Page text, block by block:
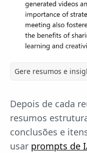
Gere resumos e
Depois de cada
resumos
conclusões e
usar prompts de